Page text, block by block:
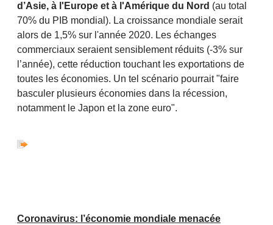
d’Asie, à l'Europe et à l'Amérique du Nord (au total
70% du PIB mondial). La croissance mondiale serait
alors de 1,5% sur l'année 2020. Les échanges
commerciaux seraient sensiblement réduits (-3% sur
l’année), cette réduction touchant les exportations de
toutes les économies. Un tel scénario pourrait "faire
basculer plusieurs économies dans la récession,
notamment le Japon et la zone euro".
Coronavirus: l’économie mondiale menacée